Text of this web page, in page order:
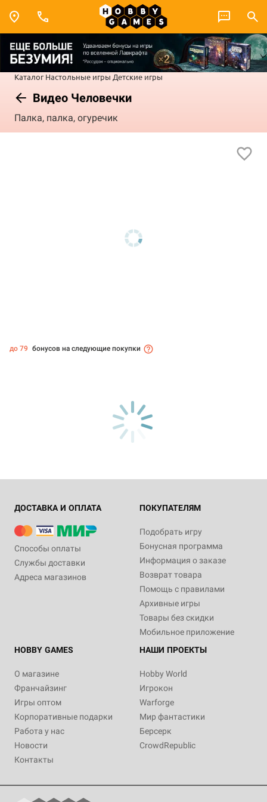
Каталог Настольные игры Детские игры
Видео Человечки
Палка, палка, огуречик
до 79 бонусов на следующие покупки
ДОСТАВКА И ОПЛАТА
Способы оплаты
Службы доставки
Адреса магазинов
ПОКУПАТЕЛЯМ
Подобрать игру
Бонусная программа
Информация о заказе
Возврат товара
Помощь с правилами
Архивные игры
Товары без скидки
Мобильное приложение
HOBBY GAMES
О магазине
Франчайзинг
Игры оптом
Корпоративные подарки
Работа у нас
Новости
Контакты
НАШИ ПРОЕКТЫ
Hobby World
Игрокон
Warforge
Мир фантастики
Берсерк
CrowdRepublic